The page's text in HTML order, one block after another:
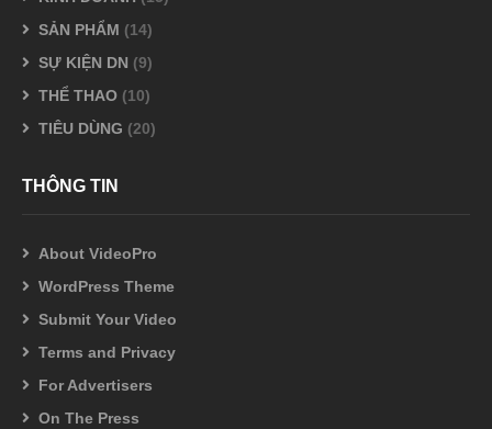
SẢN PHẨM (14)
SỰ KIỆN DN (9)
THỂ THAO (10)
TIÊU DÙNG (20)
THÔNG TIN
About VideoPro
WordPress Theme
Submit Your Video
Terms and Privacy
For Advertisers
On The Press